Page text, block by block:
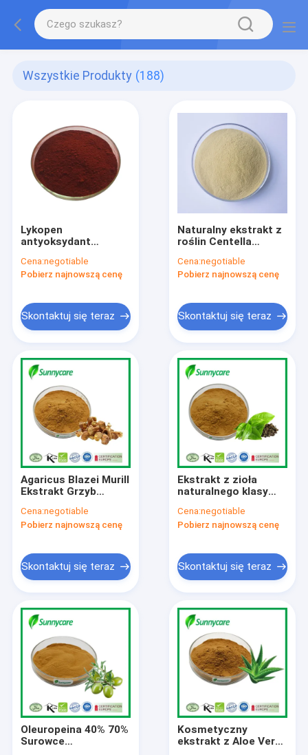
Wszystkie Produkty (188)
Lykopen
antyoksydant
kosmetyczne
naturalny ekstrakt
502-65-8
Cena:negotiable
Pobierz najnowszą cenę
Skontaktuj się teraz
Naturalny ekstrakt z
roślin Centella
HPLC Gotu Kola w
proszku
Cena:negotiable
Pobierz najnowszą cenę
Skontaktuj się teraz
Agaricus Blazei Murill
Ekstrakt Grzyb
Polizacharydy Beta
Glucan
Cena:negotiable
Pobierz najnowszą cenę
Skontaktuj się teraz
Ekstrakt z zioła
naturalnego klasy
Polifenole herbaty
EGCG Ekstrakt z
Cena:negotiable
Pobierz najnowszą cenę
Skontaktuj się teraz
Oleuropeina 40% 70%
Surowce
Kosmetyczny
ekstrakt z Aloe Vera